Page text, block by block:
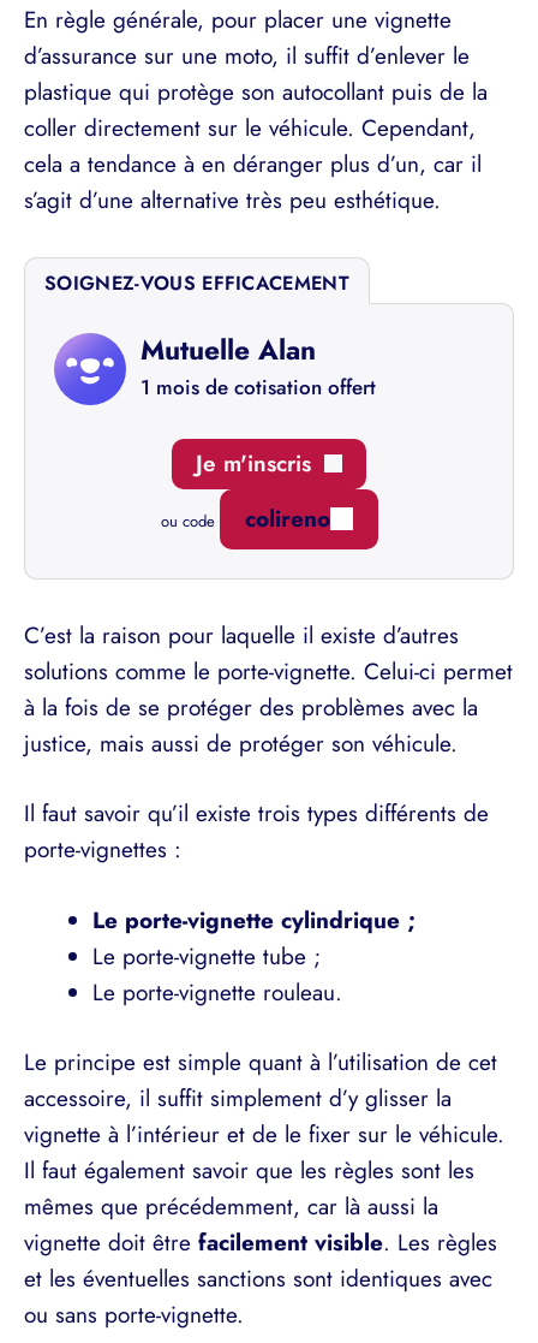
En règle générale, pour placer une vignette
d’assurance sur une moto, il suffit d’enlever le
plastique qui protège son autocollant puis de la
coller directement sur le véhicule. Cependant,
cela a tendance à en déranger plus d’un, car il
s’agit d’une alternative très peu esthétique.
SOIGNEZ-VOUS EFFICACEMENT
Mutuelle Alan
1 mois de cotisation offert
Je m'inscris
ou code colireno
C’est la raison pour laquelle il existe d’autres
solutions comme le porte-vignette. Celui-ci permet
à la fois de se protéger des problèmes avec la
justice, mais aussi de protéger son véhicule.
Il faut savoir qu’il existe trois types différents de
porte-vignettes :
Le porte-vignette cylindrique ;
Le porte-vignette tube ;
Le porte-vignette rouleau.
Le principe est simple quant à l’utilisation de cet
accessoire, il suffit simplement d’y glisser la
vignette à l’intérieur et de le fixer sur le véhicule.
Il faut également savoir que les règles sont les
mêmes que précédemment, car là aussi la
vignette doit être facilement visible. Les règles
et les éventuelles sanctions sont identiques avec
ou sans porte-vignette.